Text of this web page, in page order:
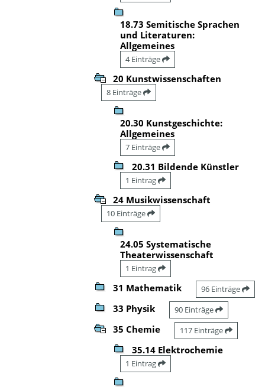
18.73 Semitische Sprachen
und Literaturen:
Allgemeines
4 Einträge
20 Kunstwissenschaften
8 Einträge
20.30 Kunstgeschichte:
Allgemeines
7 Einträge
20.31 Bildende Künstler
1 Eintrag
24 Musikwissenschaft
10 Einträge
24.05 Systematische
Theaterwissenschaft
1 Eintrag
31 Mathematik 96 Einträge
33 Physik 90 Einträge
35 Chemie 117 Einträge
35.14 Elektrochemie
1 Eintrag